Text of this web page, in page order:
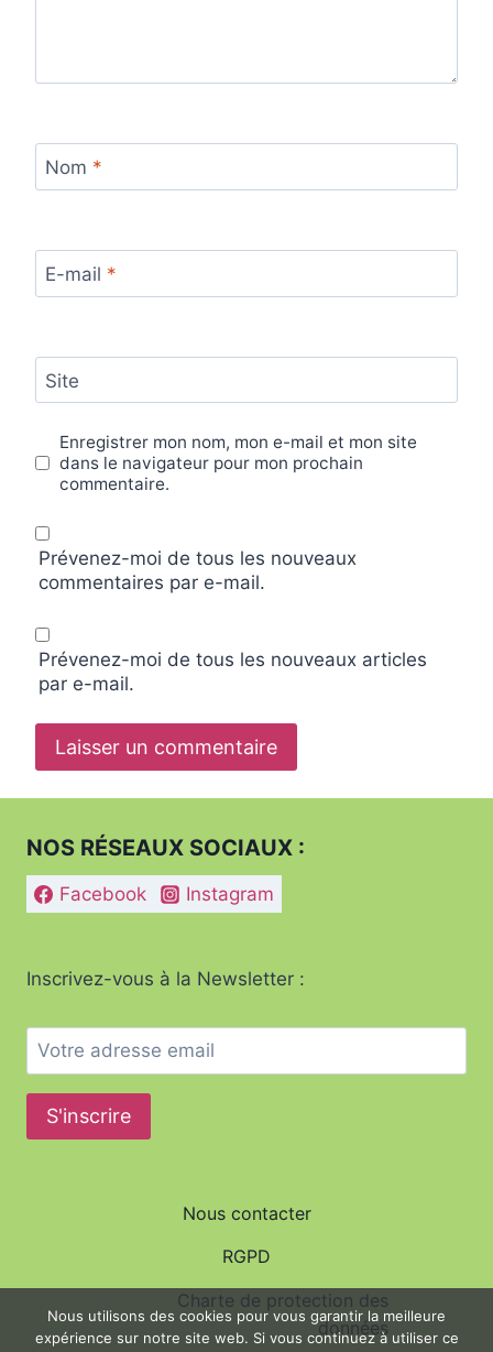
Nom *
E-mail *
Site
Enregistrer mon nom, mon e-mail et mon site
dans le navigateur pour mon prochain
commentaire.
Prévenez-moi de tous les nouveaux
commentaires par e-mail.
Prévenez-moi de tous les nouveaux articles
par e-mail.
NOS RÉSEAUX SOCIAUX :
Facebook Instagram
Inscrivez-vous à la Newsletter :
Nous contacter
RGPD
Charte de protection des
données
Nous utilisons des cookies pour vous garantir la meilleure
expérience sur notre site web. Si vous continuez à utiliser ce